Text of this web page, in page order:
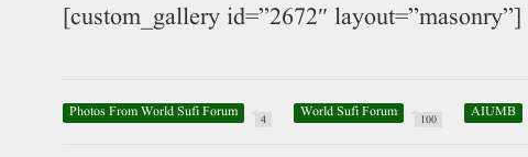
[custom_gallery id=”2672″ layout=”masonry”]
Photos From World Sufi Forum 4 World Sufi Forum 100 AIUMB